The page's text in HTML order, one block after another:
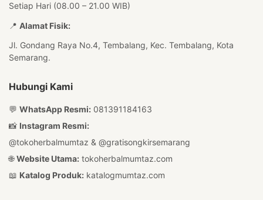
Setiap Hari (08.00 – 21.00 WIB)
📍 Alamat Fisik:
Jl. Gondang Raya No.4, Tembalang, Kec. Tembalang, Kota
Semarang.
Hubungi Kami
💬 WhatsApp Resmi: 081391184163
📸 Instagram Resmi:
@tokoherbalmumtaz & @gratisongkirsemarang
🌐Website Utama: tokoherbalmumtaz.com
📖 Katalog Produk: katalogmumtaz.com